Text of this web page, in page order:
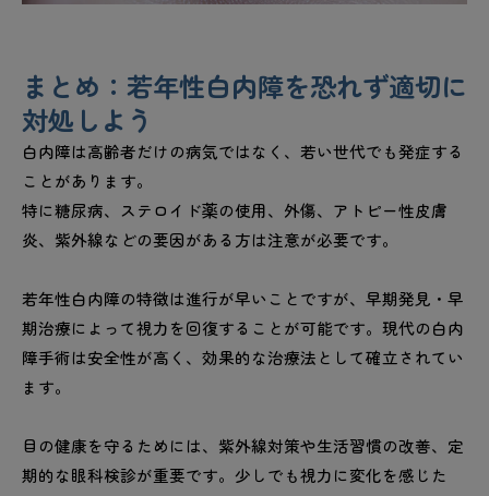
まとめ：若年性白内障を恐れず適切に
対処しよう
白内障は高齢者だけの病気ではなく、若い世代でも発症する
ことがあります。
特に糖尿病、ステロイド薬の使用、外傷、アトピー性皮膚
炎、紫外線などの要因がある方は注意が必要です。
若年性白内障の特徴は進行が早いことですが、早期発見・早
期治療によって視力を回復することが可能です。現代の白内
障手術は安全性が高く、効果的な治療法として確立されてい
ます。
目の健康を守るためには、紫外線対策や生活習慣の改善、定
期的な眼科検診が重要です。少しでも視力に変化を感じた